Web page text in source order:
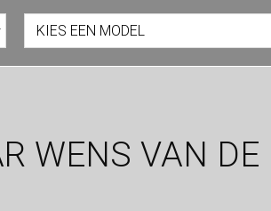
KIES EEN MODEL
WENS VAN DE